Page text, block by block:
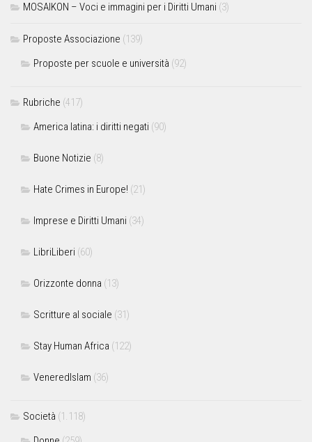
MOSAIKON – Voci e immagini per i Diritti Umani (3)
Proposte Associazione (139)
Proposte per scuole e università (92)
Rubriche (417)
America latina: i diritti negati (90)
Buone Notizie (8)
Hate Crimes in Europe! (21)
Imprese e Diritti Umani (34)
LibriLiberi (60)
Orizzonte donna (13)
Scritture al sociale (31)
Stay Human Africa (122)
VeneredIslam (36)
Società (1.118)